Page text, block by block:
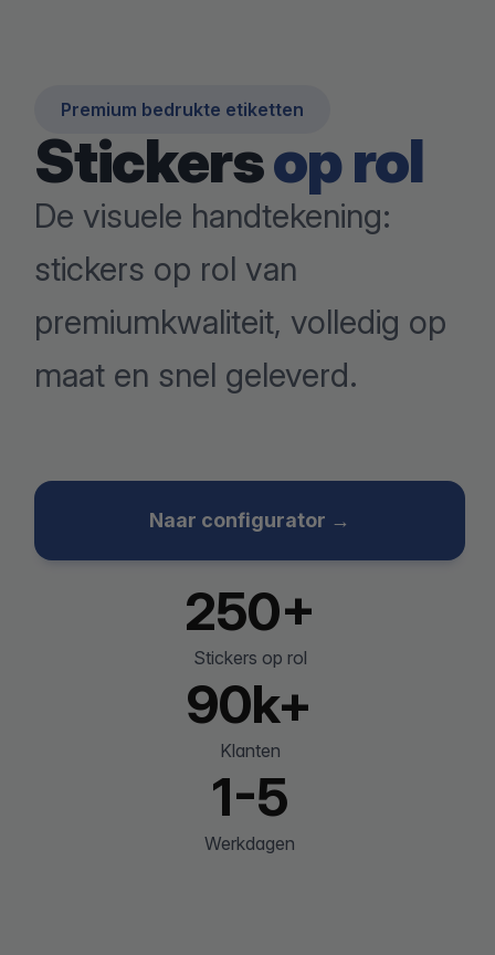
Premium bedrukte etiketten
Stickersop rol
De visuele handtekening:
stickers op rol van
premiumkwaliteit, volledig op
maat en snel geleverd.
Naar configurator →
250+
Stickers op rol
90k+
Klanten
1-5
Werkdagen